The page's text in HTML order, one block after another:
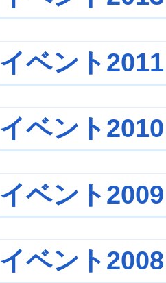
イベント2011
イベント2010
イベント2009
イベント2008